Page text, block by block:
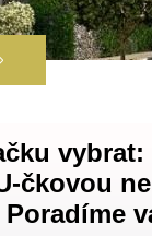
vybrat:
čkovou